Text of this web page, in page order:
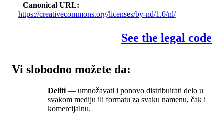
Canonical URL
https://creativecommons.org/licenses/by-nd/1.0/nl/
See the legal code
Vi slobodno možete da:
Deliti — umnožavati i ponovo distribuirati delo u
svakom mediju ili formatu za svaku namenu, čak i
komercijalnu.